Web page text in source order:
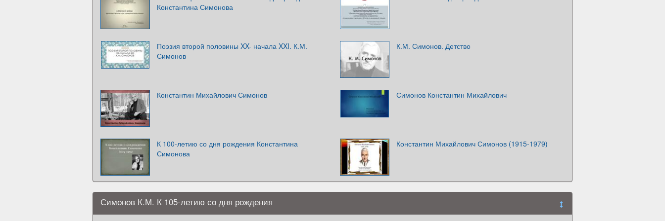
Константина Симонова
Поэзия второй половины XX- начала XXI. К.М.
Симонов
К.М. Симонов. Детство
Константин Михайлович Симонов Симонов Константин Михайлович
К 100-летию со дня рождения Константина
Симонова
Константин Михайлович Симонов (1915-1979)
Симонов К.М. К 105-летию со дня рождения